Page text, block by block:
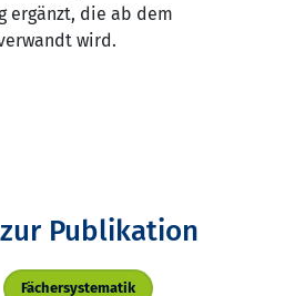
ergänzt, die ab dem
wird.
Publikation
Fächersystematik